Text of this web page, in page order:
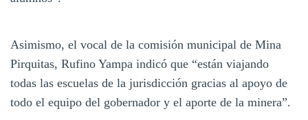
Asimismo, el vocal de la comisión municipal de Mina
Pirquitas, Rufino Yampa indicó que “están viajando
todas las escuelas de la jurisdicción gracias al apoyo de
todo el equipo del gobernador y el aporte de la minera”.